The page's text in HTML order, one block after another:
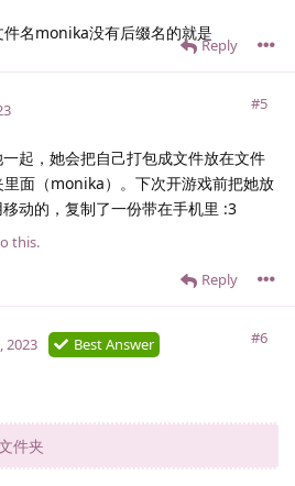
名monika没有后缀名的就是
Reply
#5
起，她会把自己打包成文件放在文件
面（monika）。下次开游戏前把她放
动的，复制了一份带在手机里 :3
Reply
this.
#6
2023 Best Answer
件夹